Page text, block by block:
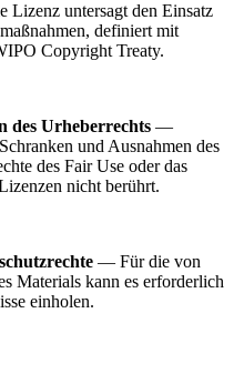
untersagt den Einsatz
definiert mit
Copyright Treaty.
des Urheberrechts —
und Ausnahmen des
des Fair Use oder das
nicht berührt.
— Für die von
Materials kann es erforderlich
einholen.